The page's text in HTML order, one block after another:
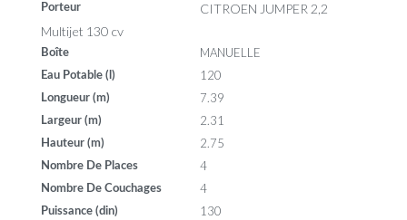
Porteur
CITROEN JUMPER 2,2
Multijet 130 cv
Boîte MANUELLE
Eau Potable (l) 120
Longueur (m) 7.39
Largeur (m) 2.31
Hauteur (m) 2.75
Nombre De Places 4
Nombre De Couchages 4
Puissance (din) 130